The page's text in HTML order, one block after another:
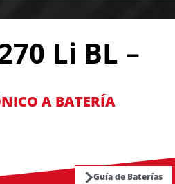
Li BL –
A BATERÍA
Guía de Baterías